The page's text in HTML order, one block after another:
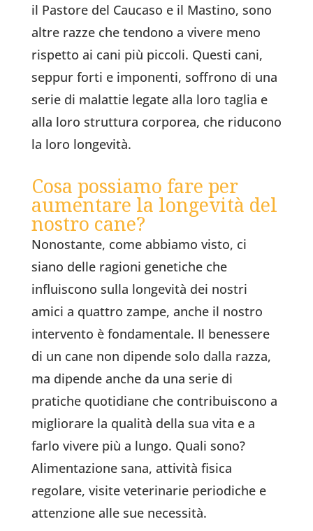
il Pastore del Caucaso e il Mastino, sono
altre razze che tendono a vivere meno
rispetto ai cani più piccoli. Questi cani,
seppur forti e imponenti, soffrono di una
serie di malattie legate alla loro taglia e
alla loro struttura corporea, che riducono
la loro longevità.
Cosa possiamo fare per
aumentare la longevità del
nostro cane?
Nonostante, come abbiamo visto, ci
siano delle ragioni genetiche che
influiscono sulla longevità dei nostri
amici a quattro zampe, anche il nostro
intervento è fondamentale. Il benessere
di un cane non dipende solo dalla razza,
ma dipende anche da una serie di
pratiche quotidiane che contribuiscono a
migliorare la qualità della sua vita e a
farlo vivere più a lungo. Quali sono?
Alimentazione sana, attività fisica
regolare, visite veterinarie periodiche e
attenzione alle sue necessità.